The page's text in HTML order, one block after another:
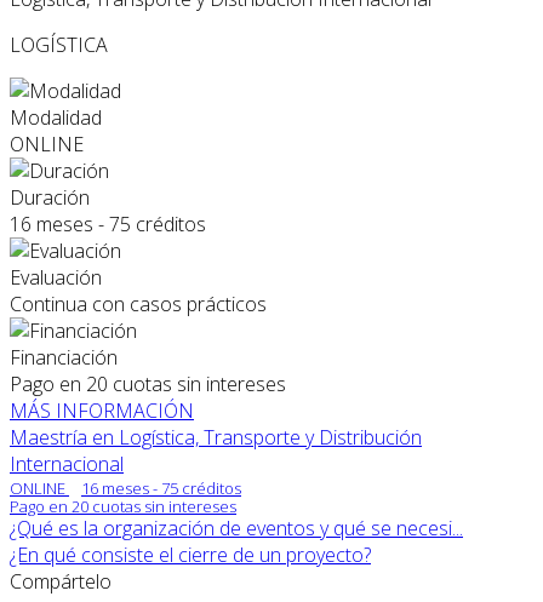
LOGÍSTICA
Modalidad
ONLINE
Duración
16 meses - 75 créditos
Evaluación
Continua con casos prácticos
Financiación
Pago en 20 cuotas sin intereses
MÁS INFORMACIÓN
Maestría en Logística, Transporte y Distribución
Internacional
ONLINE
16 meses - 75 créditos
Pago en 20 cuotas sin intereses
¿Qué es la organización de eventos y qué se necesi...
¿En qué consiste el cierre de un proyecto?
Compártelo